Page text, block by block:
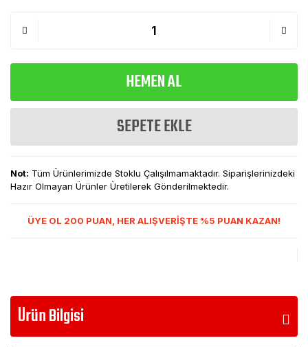
HEMEN AL
SEPETE EKLE
Not: Tüm Ürünlerimizde Stoklu Çalışılmamaktadır. Siparişlerinizdeki
Hazır Olmayan Ürünler Üretilerek Gönderilmektedir.
ÜYE OL 200 PUAN, HER ALIŞVERİŞTE %5 PUAN KAZAN!
Ürün Bilgisi